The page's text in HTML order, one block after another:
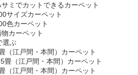
サミでカットできるカーペット
サイズカーペット
色カーペット
物カーペット
選ぶ
（江戸間・本間）カーペット
畳（江戸間・本間）カーペット
（江戸間・本間）カーペット